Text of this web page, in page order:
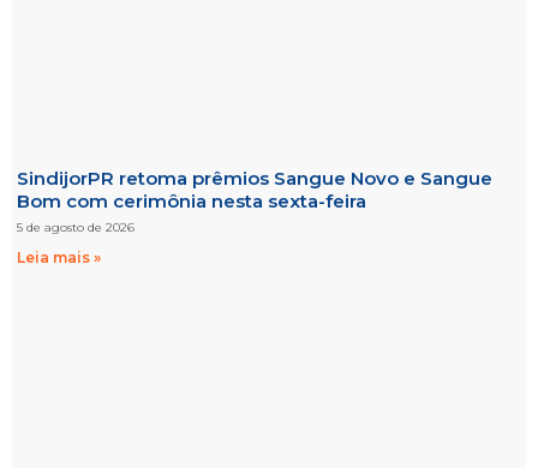
SindijorPR retoma prêmios Sangue Novo e Sangue
Bom com cerimônia nesta sexta-feira
5 de agosto de 2026
Leia mais »